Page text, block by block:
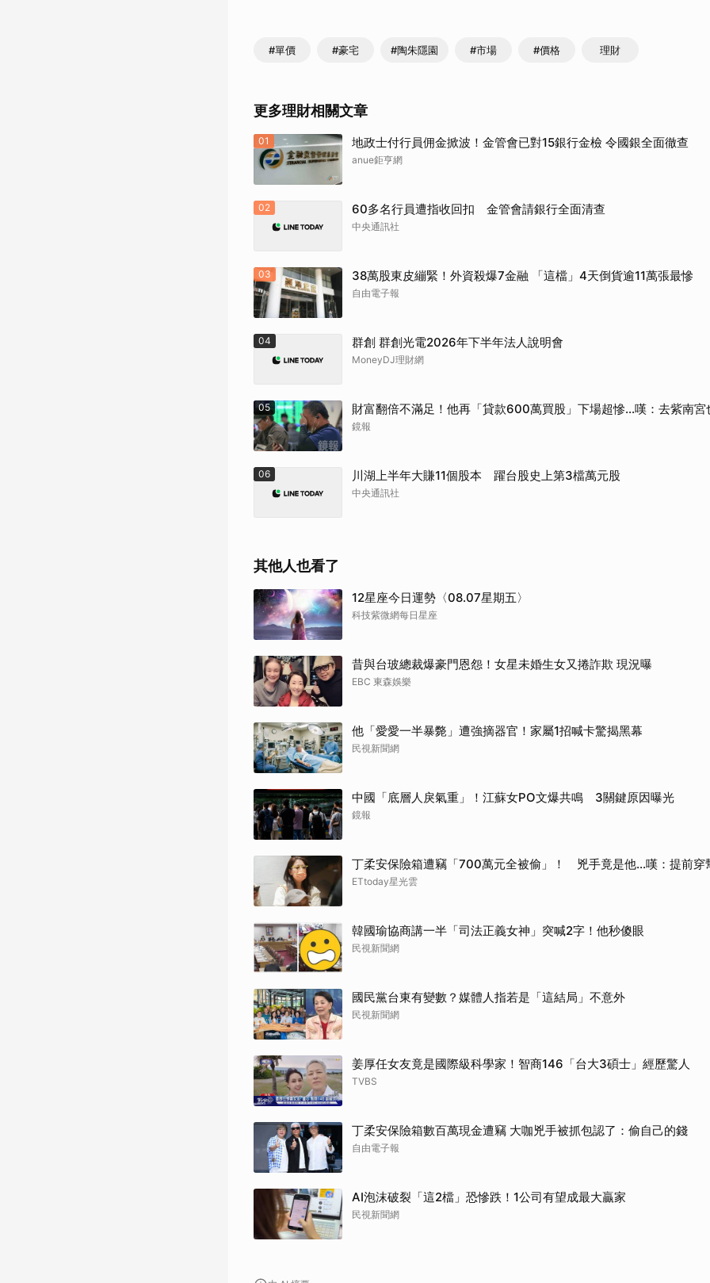
#單價 #豪宅 #陶朱隱園 #市場 #價格 理財
更多理財相關文章
01 地政士付行員佣金掀波！金管會已對15銀行金檢 令國銀全面徹查
anue鉅亨網
02 60多名行員遭指收回扣 金管會請銀行全面清查
中央通訊社
03 38萬股東皮繃緊！外資殺爆7金融 「這檔」4天倒貨逾11萬張最慘
自由電子報
04 群創 群創光電2026年下半年法人說明會
MoneyDJ理財網
05 財富翻倍不滿足！他再「貸款600萬買股」下場超慘...嘆：去紫南宮
鏡報
06 川湖上半年大賺11個股本 躍台股史上第3檔萬元股
中央通訊社
其他人也看了
12星座今日運勢〈08.07星期五〉
科技紫微網每日星座
昔與台玻總裁爆豪門恩怨！女星未婚生女又捲詐欺 現況曝
EBC 東森娛樂
他「愛愛一半暴斃」遭強摘器官！家屬1招喊卡驚揭黑幕
民視新聞網
中國「底層人戾氣重」！江蘇女PO文爆共鳴 3關鍵原因曝光
鏡報
丁柔安保險箱遭竊「700萬元全被偷」！ 兇手竟是他...嘆：提前穿
ETtoday星光雲
韓國瑜協商講一半「司法正義女神」突喊2字！他秒傻眼
民視新聞網
國民黨台東有變數？媒體人指若是「這結局」不意外
民視新聞網
姜厚任女友竟是國際級科學家！智商146「台大3碩士」經歷驚人
TVBS
丁柔安保險箱數百萬現金遭竊 大咖兇手被抓包認了：偷自己的錢
自由電子報
AI泡沫破裂「這2檔」恐慘跌！1公司有望成最大贏家
民視新聞網